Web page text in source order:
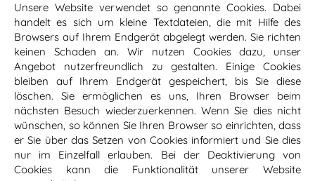
Unsere Website verwendet so genannte Cookies. Dabei
handelt es sich um kleine Textdateien, die mit Hilfe des
Browsers auf Ihrem Endgerät abgelegt werden. Sie richten
keinen Schaden an. Wir nutzen Cookies dazu, unser
Angebot nutzerfreundlich zu gestalten. Einige Cookies
bleiben auf Ihrem Endgerät gespeichert, bis Sie diese
löschen. Sie ermöglichen es uns, Ihren Browser beim
nächsten Besuch wiederzuerkennen. Wenn Sie dies nicht
wünschen, so können Sie Ihren Browser so einrichten, dass
er Sie über das Setzen von Cookies informiert und Sie dies
nur im Einzelfall erlauben. Bei der Deaktivierung von
Cookies kann die Funktionalität unserer Website